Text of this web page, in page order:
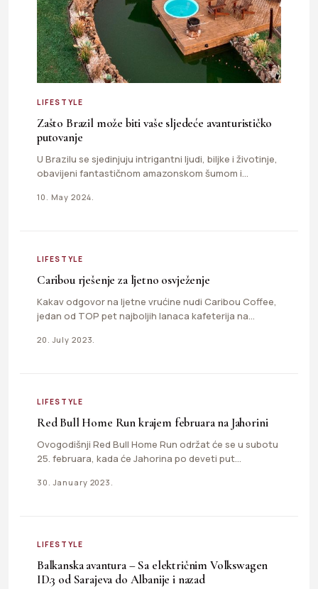
LIFESTYLE
Zašto Brazil može biti vaše sljedeće avanturističko
putovanje
U Brazilu se sjedinjuju intrigantni ljudi, biljke i životinje,
obavijeni fantastičnom amazonskom šumom i
10. May 2024.
LIFESTYLE
Caribou rješenje za ljetno osvježenje
Kakav odgovor na ljetne vrućine nudi Caribou Coffee,
jedan od TOP pet najboljih lanaca kafeterija na
20. July 2023.
LIFESTYLE
Red Bull Home Run krajem februara na Jahorini
Ovogodišnji Red Bull Home Run održat će se u subotu
25. februara, kada će Jahorina po deveti put…
30. January 2023.
LIFESTYLE
Balkanska avantura – Sa električnim Volkswagen
ID.3 od Sarajeva do Albanije i nazad